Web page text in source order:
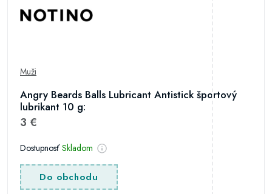
Muži
Angry Beards Balls Lubricant Antistick športový
lubrikant 10 g:
3 €
Dostupnosť Skladom
Do obchodu